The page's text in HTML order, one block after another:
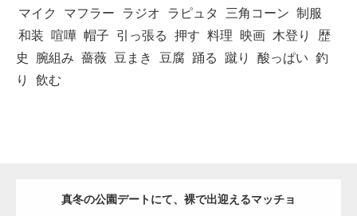
マイク
マフラー ラジオ ラピュタ 三角コーン 制服
和装
喧嘩 帽子 引っ張る 押す 料理 映画 木登り
歴
史
腕組み 薔薇 豆まき 豆腐 踊る 蹴り 酸っぱい 釣
り
飲む
真冬の公園デートにて、裸で出迎えるマッチョ